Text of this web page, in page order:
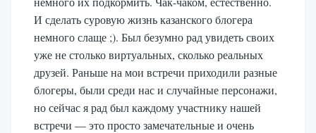
И сделать суровую жизнь казанского блогера
немного слаще ;). Был безумно рад увидеть своих
уже не столько виртуальных, сколько реальных
друзей. Раньше на мои встречи приходили разные
блогеры, были среди нас и случайные персонажи,
но сейчас я рад был каждому участнику нашей
встречи — это просто замечательные и очень